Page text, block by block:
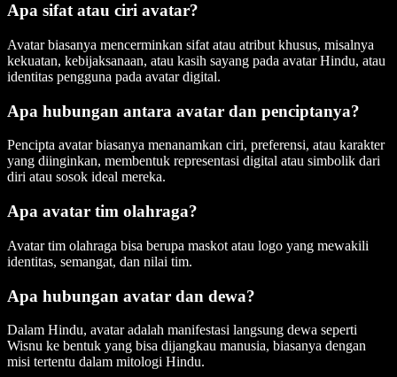
Apa sifat atau ciri avatar?
Avatar biasanya mencerminkan sifat atau atribut khusus, misalnya
kekuatan, kebijaksanaan, atau kasih sayang pada avatar Hindu, atau
identitas pengguna pada avatar digital.
Apa hubungan antara avatar dan penciptanya?
Pencipta avatar biasanya menanamkan ciri, preferensi, atau karakter
yang diinginkan, membentuk representasi digital atau simbolik dari
diri atau sosok ideal mereka.
Apa avatar tim olahraga?
Avatar tim olahraga bisa berupa maskot atau logo yang mewakili
identitas, semangat, dan nilai tim.
Apa hubungan avatar dan dewa?
Dalam Hindu, avatar adalah manifestasi langsung dewa seperti
Wisnu ke bentuk yang bisa dijangkau manusia, biasanya dengan
misi tertentu dalam mitologi Hindu.